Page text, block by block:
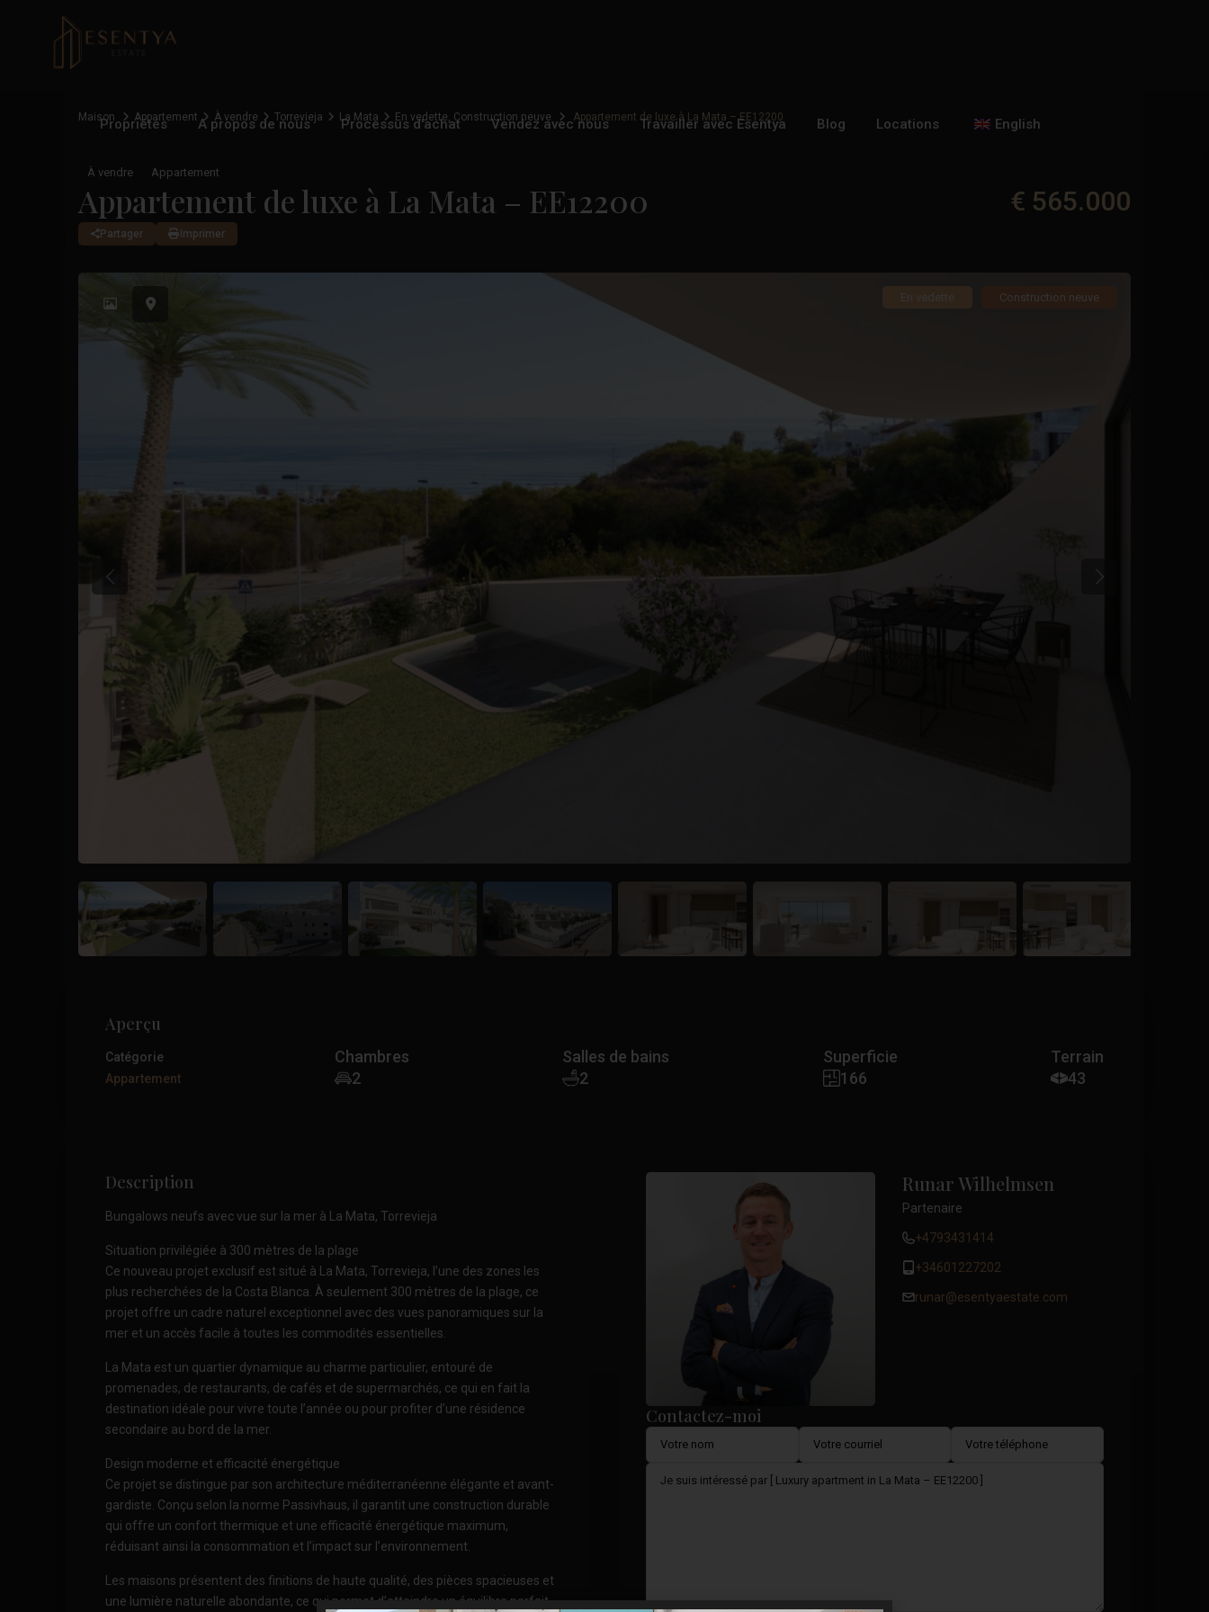
Propriétés A propos de nous Processus d'achat Vendez avec nous Travailler avec Esentya Blog Locations English
Maison Appartement À vendre Torrevieja La Mata En vedette, Construction neuve Appartement de luxe à La Mata – EE12200
À vendre Appartement
Appartement de luxe à La Mata – EE12200 € 565.000
Partager Imprimer
En vedette Construction neuve
Précédent Précédent
Aperçu
Catégorie
Appartement
Chambres
2
Salles de bains
2
Superficie
166
Terrain
43
Description
Bungalows neufs avec vue sur la mer à La Mata, Torrevieja
Situation privilégiée à 300 mètres de la plage
Ce nouveau projet exclusif est situé à La Mata, Torrevieja, l’une des zones les
plus recherchées de la Costa Blanca. À seulement 300 mètres de la plage, ce
projet offre un cadre naturel exceptionnel avec des vues panoramiques sur la
mer et un accès facile à toutes les commodités essentielles.
La Mata est un quartier dynamique au charme particulier, entouré de
promenades, de restaurants, de cafés et de supermarchés, ce qui en fait la
destination idéale pour vivre toute l’année ou pour profiter d’une résidence
secondaire au bord de la mer.
Design moderne et efficacité énergétique
Ce projet se distingue par son architecture méditerranéenne élégante et avant-
gardiste. Conçu selon la norme Passivhaus, il garantit une construction durable
qui offre un confort thermique et une efficacité énergétique maximum,
réduisant ainsi la consommation et l’impact sur l’environnement.
Les maisons présentent des finitions de haute qualité, des pièces spacieuses et
une lumière naturelle abondante, ce qui permet d’atteindre un équilibre parfait
Runar Wilhelmsen
Partenaire
+4793431414
+34601227202
runar@esentyaestate.com
Contactez-moi